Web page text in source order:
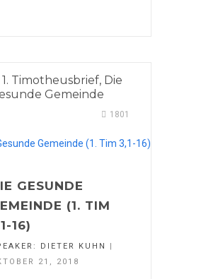
1. Timotheusbrief, Die
Gemeinde
1801
GESUNDE
(1. TIM
16)
DIETER KUHN
21, 2018